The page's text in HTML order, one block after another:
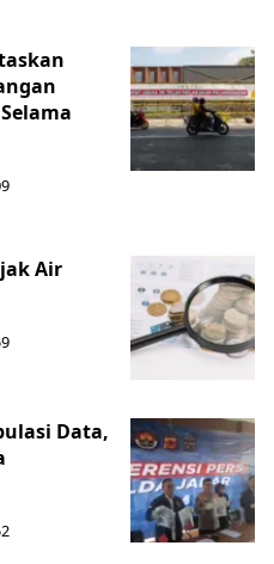
Air
Data,